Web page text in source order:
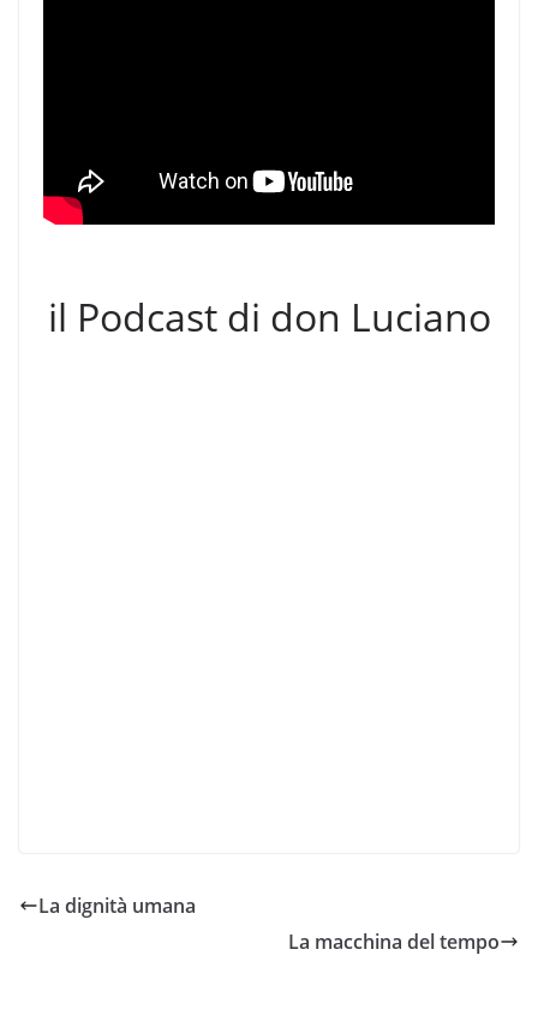
il Podcast di don Luciano
La dignità umana
La macchina del tempo